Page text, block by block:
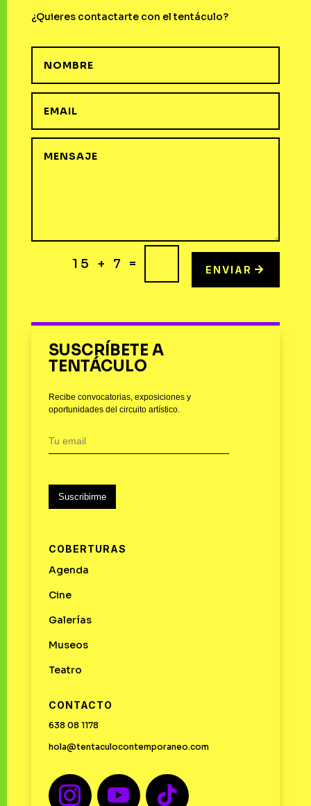
¿Quieres contactarte con el tentáculo?
15 + 7 = ENVIAR
SUSCRÍBETE A
TENTÁCULO
Recibe convocatorias, exposiciones y
oportunidades del circuito artístico.
Suscribirme
COBERTURAS
Agenda
Cine
Galerías
Museos
Teatro
CONTACTO
638 08 1178
hola@tentaculocontemporaneo.com